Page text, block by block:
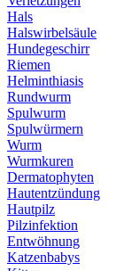
Hals
Halswirbelsäule
Hundegeschirr
Riemen
Helminthiasis
Rundwurm
Spulwurm
Spulwürmern
Wurm
Wurmkuren
Dermatophyten
Hautentzündung
Hautpilz
Pilzinfektion
Entwöhnung
Katzenbabys